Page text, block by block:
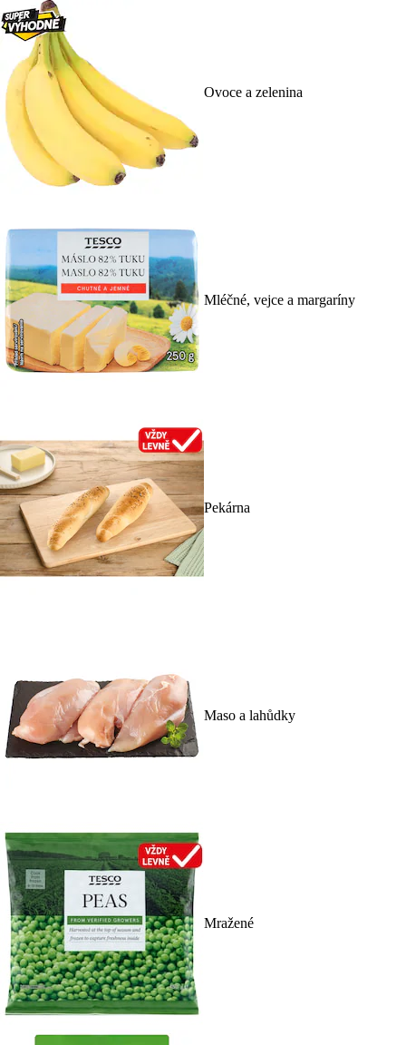
Ovoce a zelenina
Mléčné, vejce a margaríny
Pekárna
Maso a lahůdky
Mražené